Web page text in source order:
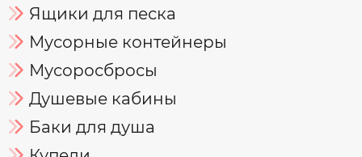
Ящики для песка
Мусорные контейнеры
Мусоросбросы
Душевые кабины
Баки для душа